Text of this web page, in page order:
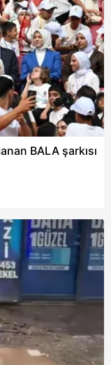
uyarınca
ve sitemizde
ilgili bilgi
BALA şarkısı